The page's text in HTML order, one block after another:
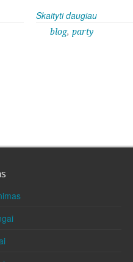
Skaityti daugiau
blog, party